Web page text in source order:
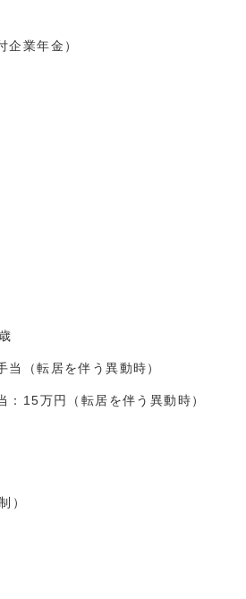
企業年金）
（転居を伴う異動時）
：15万円（転居を伴う異動時）
）